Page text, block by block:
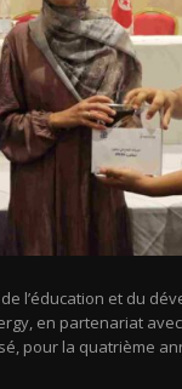
l’éducation et du
en partenariat
pour la quatrième